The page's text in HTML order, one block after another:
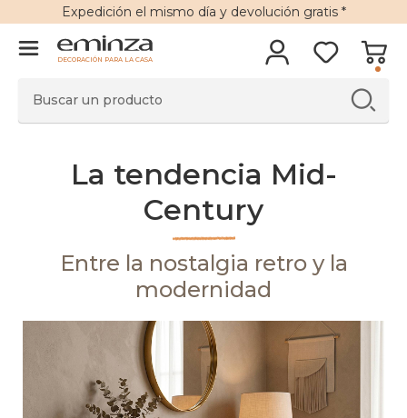
Expedición el mismo día y devolución gratis*
DECORACIÓN PARA LA CASA
La tendencia Mid-
Century
Entre la nostalgia retro y la
modernidad